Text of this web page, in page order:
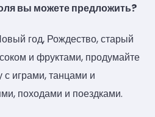
вы можете предложить?
год, Рождество, старый
и фруктами, продумайте
играми, танцами и
походами и поездками.